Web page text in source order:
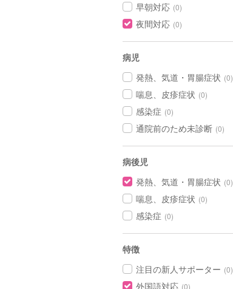
早朝対応 (0)
夜間対応 (0)
病児
発熱、気道・胃腸症状 (0)
喘息、皮疹症状 (0)
感染症 (0)
通院前のため未診断 (0)
病後児
発熱、気道・胃腸症状 (0)
喘息、皮疹症状 (0)
感染症 (0)
特徴
注目の新人サポーター (0)
外国語対応 (0)